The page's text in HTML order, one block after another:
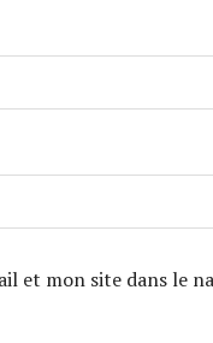
et mon site dans le